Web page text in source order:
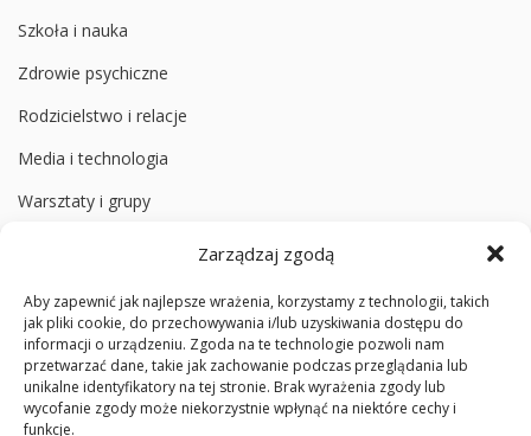
Zarządzaj zgodą
Aby zapewnić jak najlepsze wrażenia, korzystamy z technologii, takich
jak pliki cookie, do przechowywania i/lub uzyskiwania dostępu do
informacji o urządzeniu. Zgoda na te technologie pozwoli nam
przetwarzać dane, takie jak zachowanie podczas przeglądania lub
unikalne identyfikatory na tej stronie. Brak wyrażenia zgody lub
wycofanie zgody może niekorzystnie wpłynąć na niektóre cechy i
funkcje.
Szkoła i nauka
Zdrowie psychiczne
Rodzicielstwo i relacje
Media i technologia
Warsztaty i grupy
O poradni
Zespół
Media społecznościowe